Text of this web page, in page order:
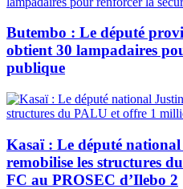
Butembo : Le député
obtient 30 lampadaires
publique
Kasaï : Le député
remobilise les structures
FC au PROSEC d’Ilebo 2